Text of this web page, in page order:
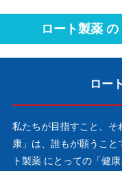
ロート製薬 の
ロー
私たちが目指すこと、そ
康」は、誰もが願うこ
ト製薬 にとっての「健